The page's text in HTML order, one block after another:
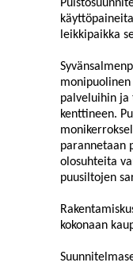
leikkipaikka
palveluihin
kenttineen.
parannetaan
olosuhteita
puusiltojen
kokonaan